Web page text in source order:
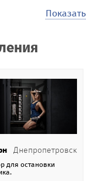
на сайте самые
услуг, товаров,
курсу
Addnew.biz
Puffco Plus
получает
Показать
Днепропетровск
для остановки